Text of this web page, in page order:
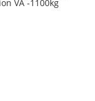
VA -1100kg